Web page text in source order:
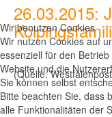
26.03.2015:
(Quelle:
Wir benutzen Cookies
Wir nutzen Cookies auf
essenziell für den
Website und die
Sie können selbst
Bitte beachten Sie, dass
alle Funktionalitäten der